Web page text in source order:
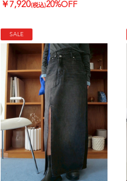
￥7,920(税込)20%OFF
SALE